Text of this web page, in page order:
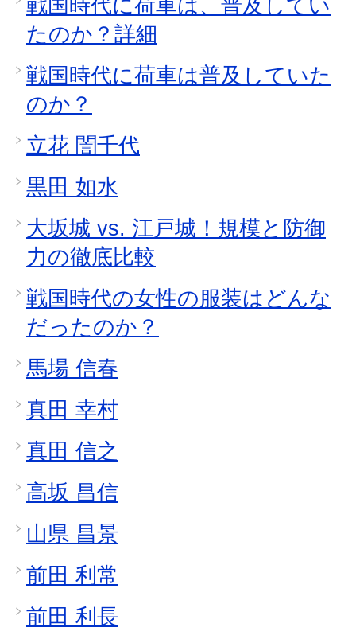
たのか？詳細
戦国時代に荷車は普及していた
のか？
立花 誾千代
黒田 如水
大坂城 vs. 江戸城！規模と防御
力の徹底比較
戦国時代の女性の服装はどんな
だったのか？
馬場 信春
真田 幸村
真田 信之
高坂 昌信
山県 昌景
前田 利常
前田 利長